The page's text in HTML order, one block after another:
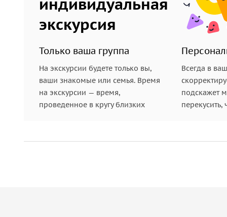
экскурсия
Только ваша группа
На экскурсии будете только вы,
ваши знакомые или семья. Время
на экскурсии — время,
проведенное в кругу близких
Всегда в
подскажет
перекусить,